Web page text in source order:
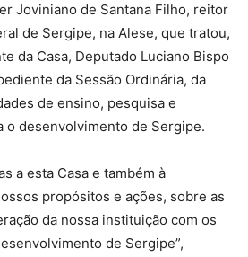
Joviniano de Santana Filho, reitor
de Sergipe, na Alese, que tratou,
da Casa, Deputado Luciano Bispo
da Sessão Ordinária, da
de ensino, pesquisa e
o desenvolvimento de Sergipe.
a esta Casa e também à
propósitos e ações, sobre as
da nossa instituição com os
de Sergipe”,